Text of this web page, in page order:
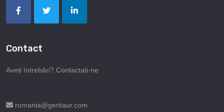
Contact
Aveți întrebări? Contactați-ne
romania@gentaur.com